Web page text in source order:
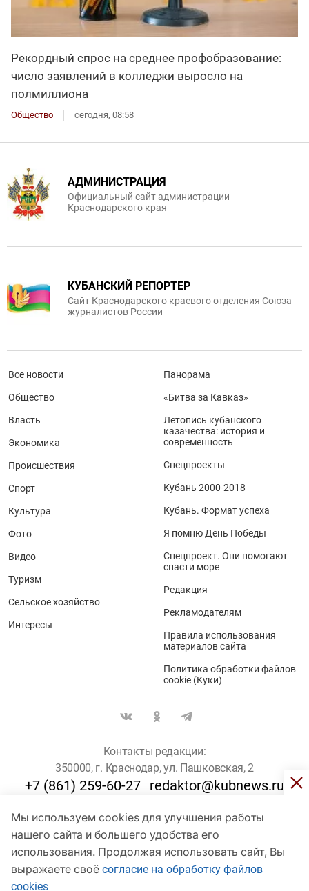
Рекордный спрос на среднее профобразование:
число заявлений в колледжи выросло на
полмиллиона
Общество сегодня, 08:58
Мы используем cookies для улучшения работы
нашего сайта и большего удобства его
использования. Продолжая использовать сайт, Вы
выражаете своё согласие на обработку файлов
cookies
АДМИНИСТРАЦИЯ
Официальный сайт администрации
Краснодарского края
КУБАНСКИЙ РЕПОРТЕР
Сайт Краснодарского краевого отделения Союза
журналистов России
Все новости
Общество
Власть
Экономика
Происшествия
Спорт
Культура
Фото
Видео
Туризм
Сельское хозяйство
Интересы
Панорама
«Битва за Кавказ»
Летопись кубанского
казачества: история и
современность
Спецпроекты
Кубань 2000-2018
Кубань. Формат успеха
Я помню День Победы
Спецпроект. Они помогают
спасти море
Редакция
Рекламодателям
Правила использования
материалов сайта
Политика обработки файлов
cookie (Куки)
Контакты редакции:
350000, г. Краснодар, ул. Пашковская, 2
+7 (861) 259-60-27 redaktor@kubnews.ru
Для пользователей старше 16 лет
© Кубанские Новости, 2017
Сетевое издание «kubnews» зарегистрировано Федеральной
службой по надзору в сфере связи, информационных технологий
и массовых коммуникаций (Роскомнадзор). Регистрационный